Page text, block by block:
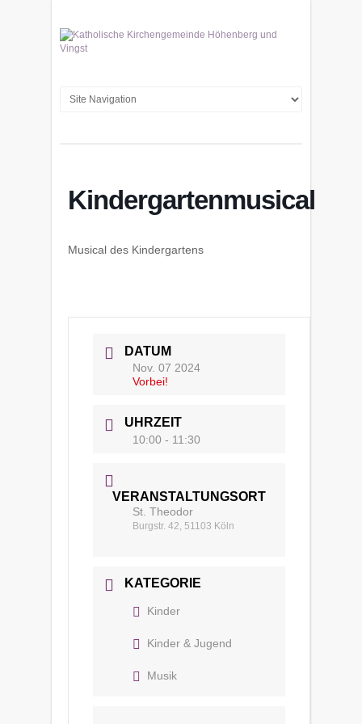
Kindergartenmusical
Musical des Kindergartens
DATUM
Nov. 07 2024
Vorbei!
UHRZEIT
10:00 - 11:30
VERANSTALTUNGSORT
St. Theodor
Burgstr. 42, 51103 Köln
KATEGORIE
Kinder
Kinder & Jugend
Musik